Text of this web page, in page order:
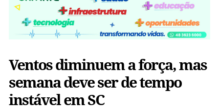
Ventos diminuem a força, mas
semana deve ser de tempo
instável em SC